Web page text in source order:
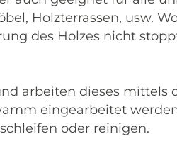
Holzterrassen, usw.
des Holzes nicht
arbeiten dieses mittels
eingearbeitet
oder reinigen.